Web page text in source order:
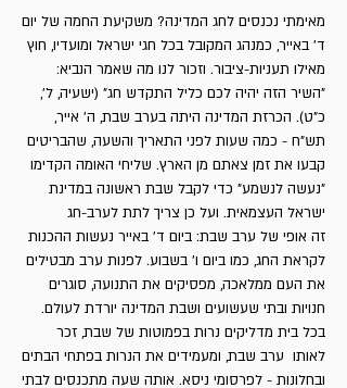
חג העצמאות במסגרת מועדי
ישראל
חלוצים בהתיישבות
טיב הבעיה הציונית
יום העצמאות המחשבתית
כיצד נולד דגלנו
מאימתי נכנסים לחג המדינה? משקיעת החמה של יום
ד' באייר, כמנהג המקובל בכל חגי ישראל ומועדיו, חוץ
מאילו תעניות-ציבור. וזכור לנו מה שאמר הנביא:
"השיר הזה יהיה לכם כליל התקדש חג" (ישעיה, ל',
כ"ט). הכרזת המדינה היתה בערב שבת, ה' אייר,
תש"ח - כמה שעות לפני התאריך והשעה, שהבריטים
קבעו את זמן צאתם מן הארץ. שליחי האומה הקדימו
"נעשה לנשמע" כדי לקבל שבת ראשונה במדינת
ישראל העצמאית. ועל כן צריך לתת לערב-חג
זה אופי של ערב שבת: ביום ד' באייר נעשות ההכנות
לקראת החג, כמו ביום ו' בשבוע. לפנות ערב מבטילים
את העם ממלאכה, מפסיקים את התנועה, סוגרים
חנויות ובתי שעשועים ושבת המדינה יורדת לעולם.
בכל בית מדליקים נרות בפמוטות של שבת, זכר
לאותו ערב שבת, ומעמידים את הנרות בפתחי הבתים
ובחלונות - לפרסומי ניסא. אותה שעה מתכנסים לבתי